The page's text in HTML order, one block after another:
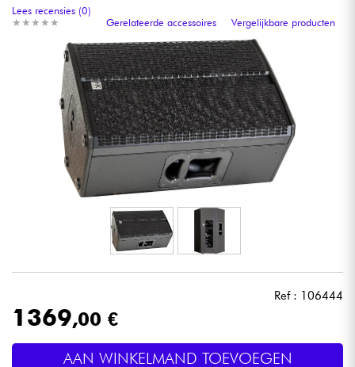
Versterker & Effecten
Toetsenbord & Piano
Synths & samplers
Home-studio
Hoofdtelefoon
Live Sound
★ ★ ★ ★ ★
★ ★ ★ ★ ★
Lees recensies (0)
Gerelateerde accessoires
Vergelijkbare producten
Ref : 106444
1369,00 €
AAN WINKELMAND TOEVOEGEN